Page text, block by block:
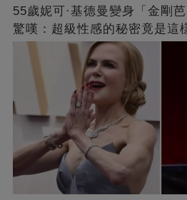
55歲妮可·基德曼變身「金剛
驚嘆：超級性感的秘密竟是這